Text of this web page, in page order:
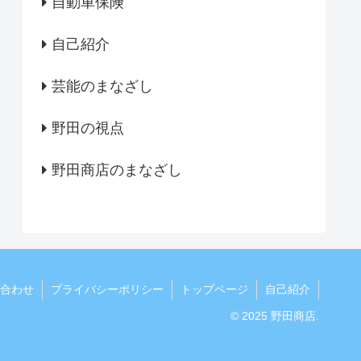
自己紹介
芸能のまなざし
野田の視点
野田商店のまなざし
わせ プライバシーポリシー トップページ 自己紹介
© 2025 野田商店.